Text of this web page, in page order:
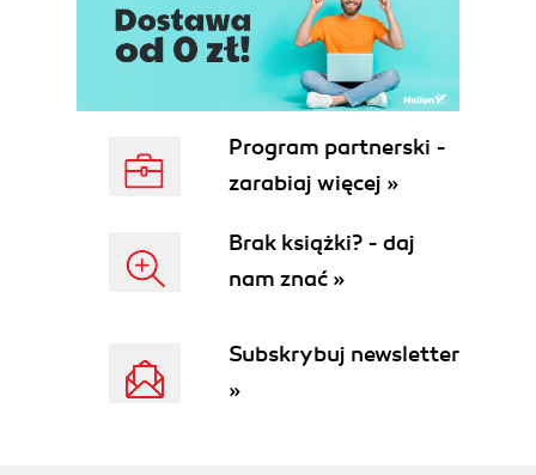
Program partnerski -
zarabiaj więcej »
Brak książki? - daj
nam znać »
Subskrybuj newsletter
»